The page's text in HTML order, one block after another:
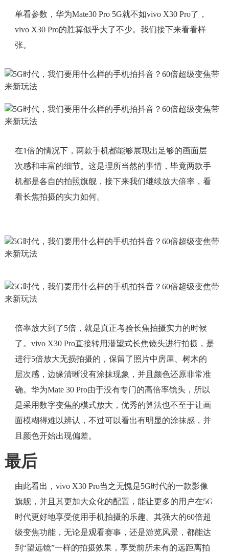
单看参数，华为Mate30 Pro 5G就不如vivo X30 Pro了，
vivo X30 Pro的胜算似乎大了不少。我们接下来看看样
张。
在1倍的情况下，两款手机都能够展现出足够的画面层
次感和丰富的细节。这是理所当然的事情，毕竟两款手
机都是各自的拍照旗舰，接下来我们继续放大倍率，看
看长焦拍摄的实力如何。
倍率放大到了5倍，就是真正考验长焦拍摄实力的时候
了。vivo X30 Pro直接转用潜望式长焦镜头进行拍摄，是
进行5倍放大无损拍摄的，保留了照片中房屋、树木的
层次感，边缘清晰没有涂抹现象，并且颜色还原非常准
确。华为Mate 30 Pro由于没有专门的高倍率镜头，所以
是采用数字变焦的模式放大，优秀的算法也不至于让画
面模糊得难以辨认，不过可以看出有明显的涂抹感，并
且颜色开始出现偏差。
最后
由此看出，vivo X30 Pro当之无愧是5G时代的一款影像
旗舰，并且其更加大众化的配置，能让更多的用户在5G
时代更好地享受使用手机拍摄的乐趣。其强大的60倍超
级变焦功能，无论是观看赛事，还是游览风景，都能达
到“望远镜”一样的拍摄效果，享受前所未有的远距离拍